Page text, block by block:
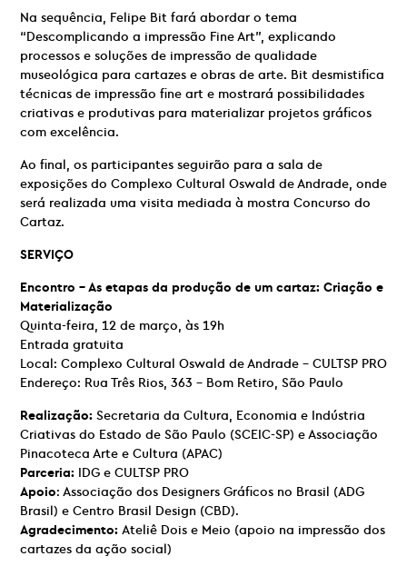
Na sequência, Felipe Bit fará abordar o tema
“Descomplicando a impressão Fine Art”, explicando
processos e soluções de impressão de qualidade
museológica para cartazes e obras de arte. Bit desmistifica
técnicas de impressão fine art e mostrará possibilidades
criativas e produtivas para materializar projetos gráficos
com excelência.
Ao final, os participantes seguirão para a sala de
exposições do Complexo Cultural Oswald de Andrade, onde
será realizada uma visita mediada à mostra Concurso do
Cartaz.
SERVIÇO
Encontro – As etapas da produção de um cartaz: Criação e
Materialização
Quinta-feira, 12 de março, às 19h
Entrada gratuita
Local: Complexo Cultural Oswald de Andrade – CULTSP PRO
Endereço: Rua Três Rios, 363 – Bom Retiro, São Paulo
Realização: Secretaria da Cultura, Economia e Indústria
Criativas do Estado de São Paulo (SCEIC-SP) e Associação
Pinacoteca Arte e Cultura (APAC)
Parceria: IDG e CULTSP PRO
Apoio: Associação dos Designers Gráficos no Brasil (ADG
Brasil) e Centro Brasil Design (CBD).
Agradecimento: Ateliê Dois e Meio (apoio na impressão dos
cartazes da ação social)